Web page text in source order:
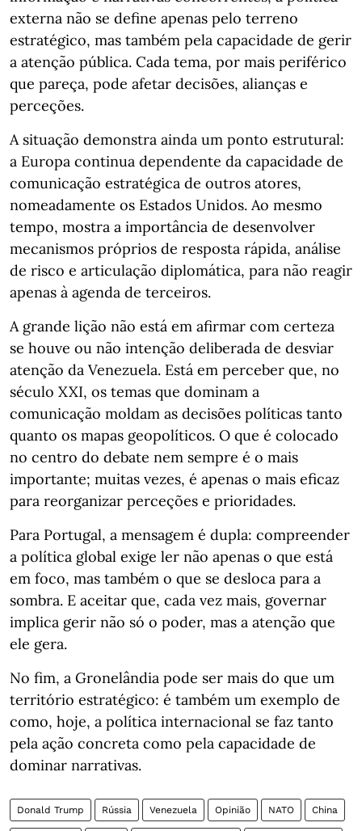
externa não se define apenas pelo terreno
estratégico, mas também pela capacidade de gerir
a atenção pública. Cada tema, por mais periférico
que pareça, pode afetar decisões, alianças e
perceções.
A situação demonstra ainda um ponto estrutural:
a Europa continua dependente da capacidade de
comunicação estratégica de outros atores,
nomeadamente os Estados Unidos. Ao mesmo
tempo, mostra a importância de desenvolver
mecanismos próprios de resposta rápida, análise
de risco e articulação diplomática, para não reagir
apenas à agenda de terceiros.
A grande lição não está em afirmar com certeza
se houve ou não intenção deliberada de desviar
atenção da Venezuela. Está em perceber que, no
século XXI, os temas que dominam a
comunicação moldam as decisões políticas tanto
quanto os mapas geopolíticos. O que é colocado
no centro do debate nem sempre é o mais
importante; muitas vezes, é apenas o mais eficaz
para reorganizar perceções e prioridades.
Para Portugal, a mensagem é dupla: compreender
a política global exige ler não apenas o que está
em foco, mas também o que se desloca para a
sombra. E aceitar que, cada vez mais, governar
implica gerir não só o poder, mas a atenção que
ele gera.
No fim, a Gronelândia pode ser mais do que um
território estratégico: é também um exemplo de
como, hoje, a política internacional se faz tanto
pela ação concreta como pela capacidade de
dominar narrativas.
Donald Trump Rússia Venezuela Opinião NATO China